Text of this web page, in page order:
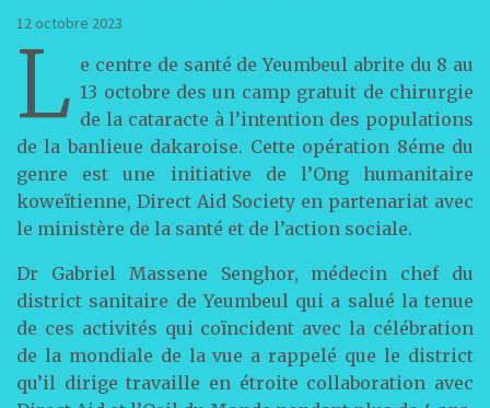
12 octobre 2023
L e centre de santé de Yeumbeul abrite du 8 au
13 octobre des un camp gratuit de chirurgie
de la cataracte à l’intention des populations
de la banlieue dakaroise. Cette opération 8éme du
genre est une initiative de l’Ong humanitaire
koweïtienne, Direct Aid Society en partenariat avec
le ministère de la santé et de l’action sociale.
Dr Gabriel Massene Senghor, médecin chef du
district sanitaire de Yeumbeul qui a salué la tenue
de ces activités qui coïncident avec la célébration
de la mondiale de la vue a rappelé que le district
qu’il dirige travaille en étroite collaboration avec